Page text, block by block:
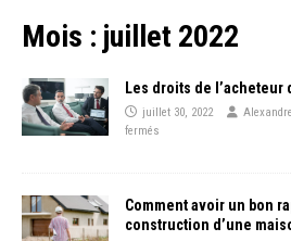
Mois : juillet 2022
Les droits de l’acheteur
juillet 30, 2022
fermés
Comment avoir un bon
construction d’une